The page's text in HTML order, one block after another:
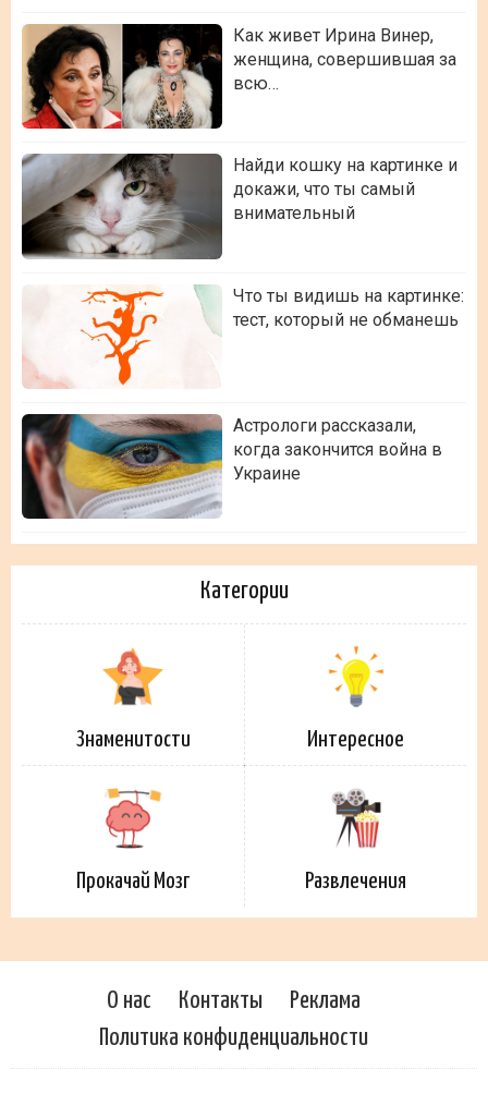
Как живет Ирина Винер,
женщина, совершившая за
всю…
Найди кошку на картинке и
докажи, что ты самый
внимательный
Что ты видишь на картинке:
тест, который не обманешь
Астрологи рассказали,
когда закончится война в
Украине
Категории
Знаменитости Интересное
Прокачай Мозг Развлечения
О нас Контакты
Реклама
Политика конфиденциальности